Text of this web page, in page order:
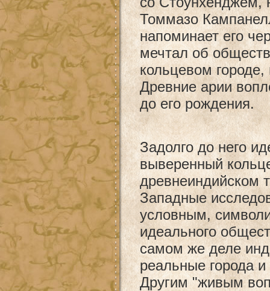
Томмазо
напоминает его
мечтал об
кольцевом
Древние арии
до его рождения.
Задолго до него
выверенный
древнеиндийском
Западные
условным,
идеального
самом же деле
реальные города
Другим "живым